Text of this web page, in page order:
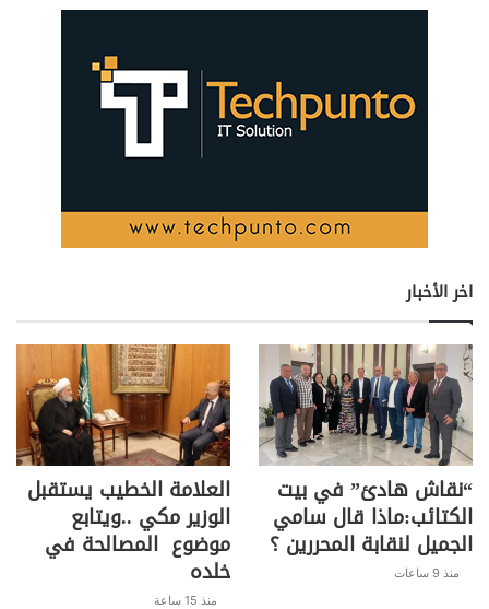
اخر الأخبار
“نقاش هادئ” في بيت
الكتائب:ماذا قال سامي
الجميل لنقابة المحررين ؟
منذ 9 ساعات
العلامة الخطيب يستقبل
الوزير مكي ..ويتابع
موضوع المصالحة في
خلده
منذ 15 ساعة